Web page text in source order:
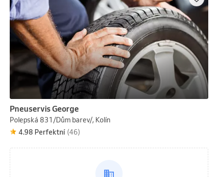
Pneuservis George
Polepská 831/Dům barev/, Kolín
4.98 Perfektní (46)